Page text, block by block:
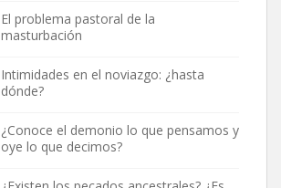
El problema pastoral de la
masturbación
Intimidades en el noviazgo: ¿hasta
dónde?
¿Conoce el demonio lo que pensamos y
oye lo que decimos?